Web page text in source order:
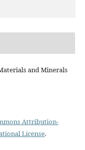
and Minerals
Attribution-
License.